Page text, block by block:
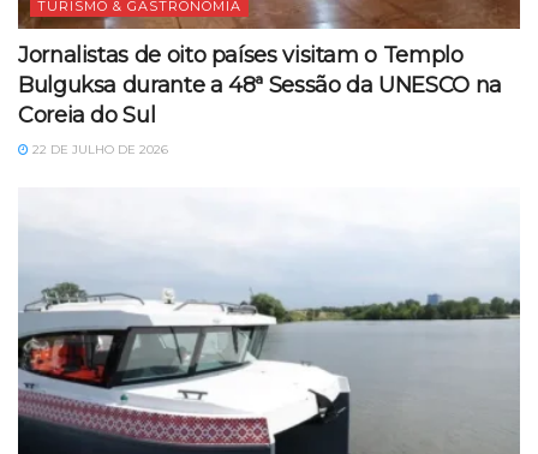
TURISMO & GASTRONOMIA
Jornalistas de oito países visitam o Templo
Bulguksa durante a 48ª Sessão da UNESCO na
Coreia do Sul
22 DE JULHO DE 2026